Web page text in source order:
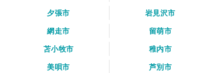
夕張市
岩見沢市
網走市
留萌市
苫小牧市
稚内市
美唄市
芦別市